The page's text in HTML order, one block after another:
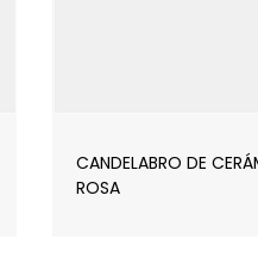
CANDELABRO DE
ROSA